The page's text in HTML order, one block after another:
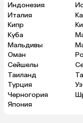
Индонезия
Италия
Кипр
Куба
Мальдивы
Оман
Сейшелы
Таиланд
Турция
Черногория
Япония